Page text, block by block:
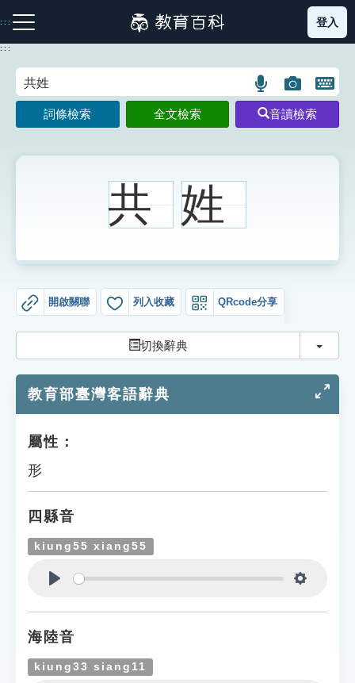
到
主
:::
注音索引圖示 筆畫索引圖示 部首索引表圖示
生字詞彙表
知識索引
遊戲專區
教學應用
貓頭鷹博士
登入
:::
語
言
搜
圖
片
搜
開
鍵
圖
詞條檢索 全文檢索 音讀檢索
共 姓
開啟關聯 列入收藏 QRcode分享
切換辭典 切換
教育部臺灣客語辭典
屬性：
形
四縣音
kiung55 xiang55
海陸音
kiung33 siang11